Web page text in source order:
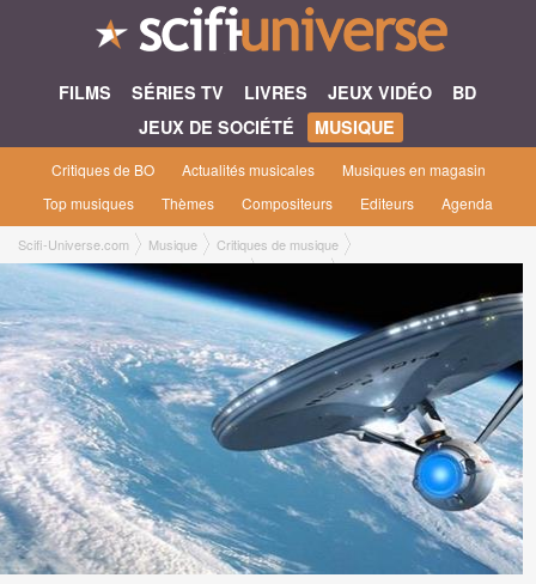
FILMS SÉRIES TV LIVRES JEUX VIDÉO
BD
JEUX DE SOCIÉTÉ
MUSIQUE
Critiques de BO Actualités musicales
Musiques en magasin
Top musiques
Thèmes Compositeurs Editeurs Agenda
Scifi-Universe.com Musique
Critiques de musique
3-CD Set Star Trek: The Motion Picture
Richard B.